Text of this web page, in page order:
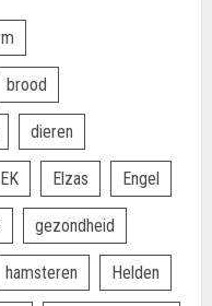
brood
dieren
EK Elzas Engel
gezondheid
hamsteren Helden